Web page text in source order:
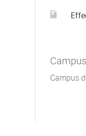
Campus
Campus